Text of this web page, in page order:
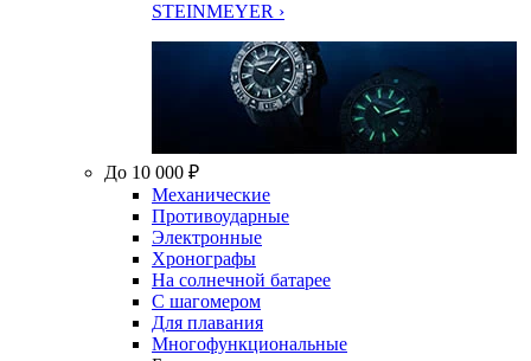
STEINMEYER ›
До 10 000 ₽
Механические
Противоударные
Электронные
Хронографы
На солнечной батарее
С шагомером
Для плавания
Многофункциональные